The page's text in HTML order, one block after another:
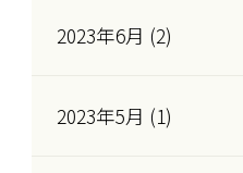
2023年6月 (2)
2023年5月 (1)